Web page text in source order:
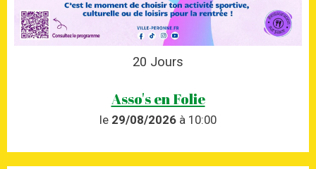
20 Jours
Asso's en Folie
le 29/08/2026 à 10:00